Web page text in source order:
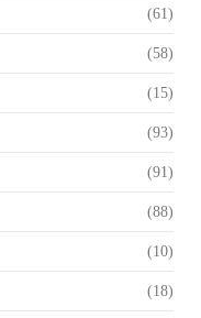
(61)
(58)
(15)
(93)
(91)
(88)
(10)
(18)